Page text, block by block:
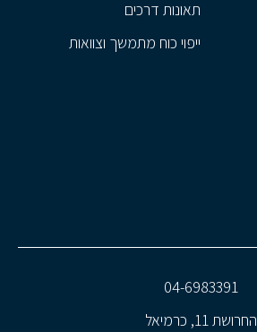
תאונות דרכים
ייפוי כוח מתמשך וצוואות
04-6983391
החרושת 11, כרמיאל